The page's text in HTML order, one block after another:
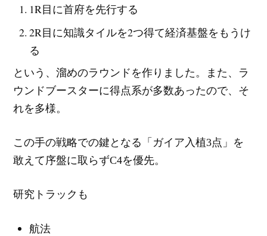
1R目に首府を先行する
2R目に知識タイルを2つ得て経済基盤をもうけ
る
という、溜めのラウンドを作りました。また、ラ
ウンドブースターに得点系が多数あったので、そ
れを多様。
この手の戦略での鍵となる「ガイア入植3点」を
敢えて序盤に取らずC4を優先。
研究トラックも
航法